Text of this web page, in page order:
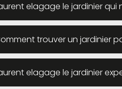
elagage le jardinier qui
trouver un jardinier
elagage le jardinier